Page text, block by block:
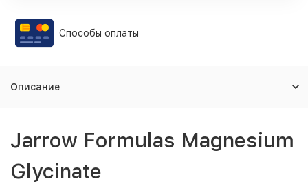
Способы оплаты
Описание
Jarrow Formulas Magnesium
Glycinate